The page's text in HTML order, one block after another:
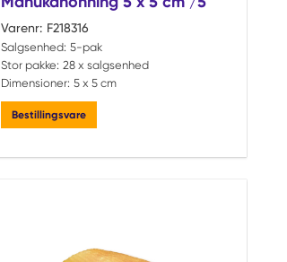
Varenr: F218316
Salgsenhed: 5-pak
Stor pakke: 28 x salgsenhed
Dimensioner: 5 x 5 cm
Bestillingsvare